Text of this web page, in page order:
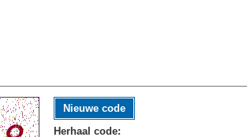
Nieuwe code
Herhaal code: